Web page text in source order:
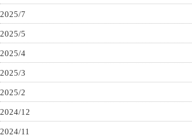
2025/7
2025/5
2025/4
2025/3
2025/2
2024/12
2024/11